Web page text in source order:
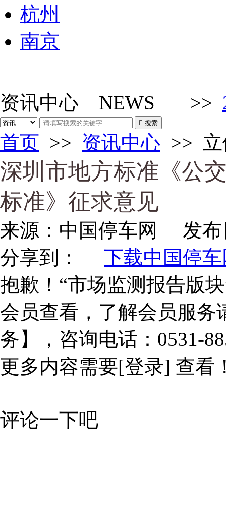
杭州
南京
资讯中心 NEWS >>
 搜索
首页 >> 资讯中心 >>
深圳市地方标准《公
标准》征求意见
来源： 中国停车网
发布
分享到：
下载中国停车
抱歉！“市场监测报告版
会员查看，了解会员服务
务】，咨询电话：0531-
更多内容需要[登录] 查看
评论一下吧